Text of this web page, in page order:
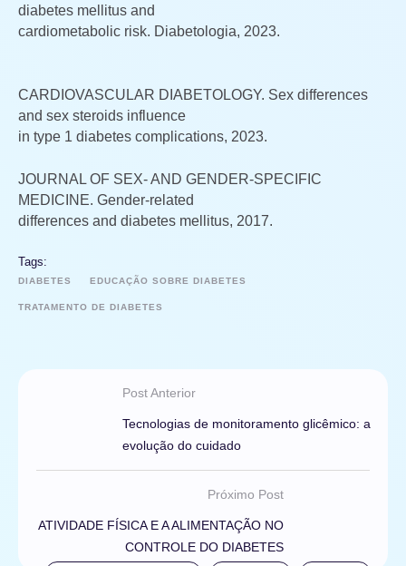
diabetes mellitus and
cardiometabolic risk. Diabetologia, 2023.
CARDIOVASCULAR DIABETOLOGY. Sex differences
and sex steroids influence
in type 1 diabetes complications, 2023.
JOURNAL OF SEX- AND GENDER-SPECIFIC
MEDICINE. Gender-related
differences and diabetes mellitus, 2017.
Tags:
DIABETES EDUCAÇÃO SOBRE DIABETES
TRATAMENTO DE DIABETES
Post Anterior
Tecnologias de monitoramento glicêmico: a
evolução do cuidado
Próximo Post
ATIVIDADE FÍSICA E A ALIMENTAÇÃO NO
CONTROLE DO DIABETES